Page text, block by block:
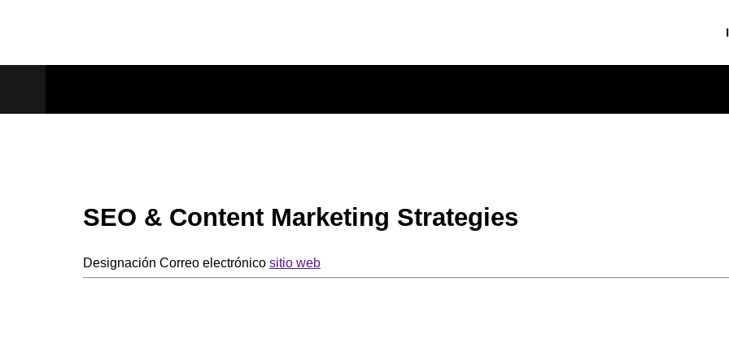
SEO & Content Marketing Strategies
Designación Correo electrónico sitio web